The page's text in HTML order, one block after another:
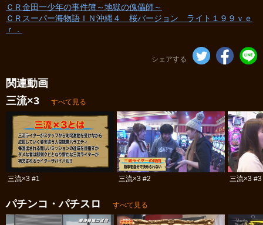
ＣＲ金田一少年の事件簿～地獄の傀儡師～
ＣＲスーパー海物語ＩＮ沖縄４ 桜バージョン ライト１９９ｖｅ
ｒ．
シェアする
関連動画
三流×3
すべて見る
三流×3 #1 三流×3 #2 三流×3 #3
パチンコ・パチスロ すべて見る